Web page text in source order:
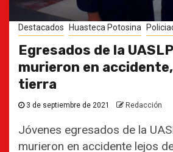
Destacados Huasteca Potosina
Egresados de la
murieron en
tierra
3 de septiembre de 2021 Redacción
Jóvenes egresados de la
murieron en accidente lejos